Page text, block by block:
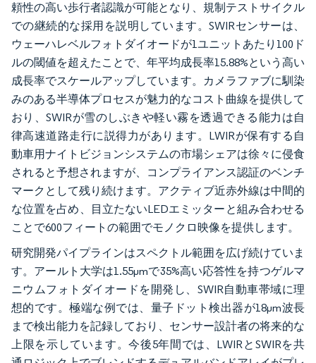
頼性の高い歩行者認識が可能となり、規制テストサイクル
での継続的な採用を説明しています。SWIRセンサーは、
ウェーハレベルフォトダイオードが1ユニットあたり100ド
ルの閾値を超えたことで、年平均成長率15.88%という高い
成長率でスケールアップしています。カメラファブに馴染
みのある半導体プロセスが魅力的なコスト曲線を提供して
おり、SWIRが雪のしぶきや軽い霧を透過できる能力は自
律高速道路走行に説得力があります。LWIRが保有する自
動車用ナイトビジョンシステムの市場シェアは徐々に侵食
されると予想されますが、コンプライアンス認証のベンチ
マークとして残り続けます。アクティブ近赤外線は中間的
な位置を占め、目立たないLEDエミッターと組み合わせる
ことで600フィートの範囲でモノクロ映像を提供します。
研究開発パイプラインはスペクトル範囲を広げ続けていま
す。アールト大学は1.55µmで35%高い応答性を持つゲルマ
ニウムフォトダイオードを開発し、SWIR自動車帯域に理
想的です。極端な例では、量子ドット検出器が18µm波長
まで検出能力を記録しており、センサー設計者の将来的な
上限を示しています。今後5年間では、LWIRとSWIRを共